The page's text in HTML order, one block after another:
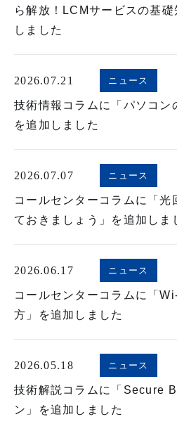
ら解放！LCMサービスの基
しました
2026.07.21 ニュース
技術情報コラムに「パソコン
を追加しました
2026.07.07 ニュース
コールセンターコラムに「光
ておきましょう」を追加しま
2026.06.17 ニュース
コールセンターコラムに「
方」を追加しました
2026.05.18 ニュース
技術解説コラムに「Secure
ン」を追加しました